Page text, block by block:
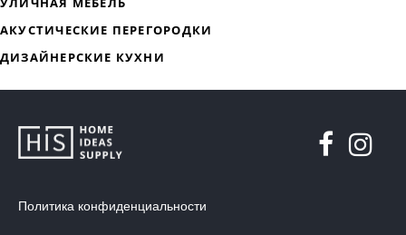
Политика конфиденциальности